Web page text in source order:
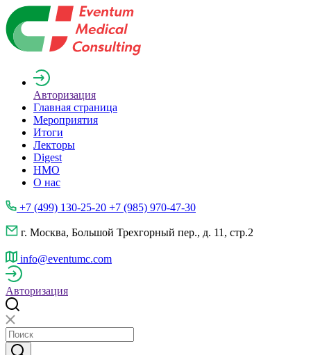
Авторизация
Главная страница
Мероприятия
Итоги
Лекторы
Digest
НМО
О нас
+7 (499) 130-25-20 +7 (985) 970-47-30
г. Москва, Большой Трехгорный пер., д. 11, стр.2
info@eventumc.com
Авторизация